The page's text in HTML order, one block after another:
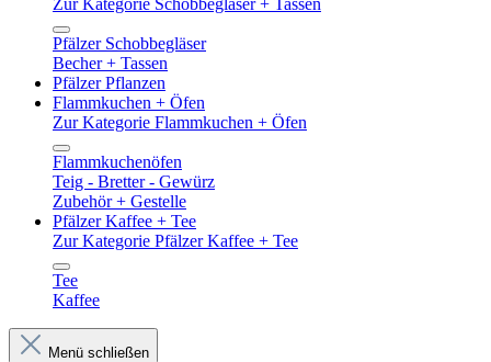
Zur Kategorie Schobbegläser + Tassen
Pfälzer Schobbegläser
Becher + Tassen
Pfälzer Pflanzen
Flammkuchen + Öfen
Zur Kategorie Flammkuchen + Öfen
Flammkuchenöfen
Teig - Bretter - Gewürz
Zubehör + Gestelle
Pfälzer Kaffee + Tee
Zur Kategorie Pfälzer Kaffee + Tee
Tee
Kaffee
Menü schließen